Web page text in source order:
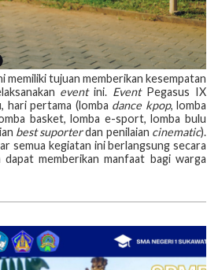
memiliki tujuan memberikan kesempatan
eventini. EventPegasus IX
hari pertama (lomba dance kpop, lomba
basket, lomba e-sport, lomba bulu
best suporterdan penilaian cinematic).
semua kegiatan ini berlangsung secara
memberikan manfaat bagi warga